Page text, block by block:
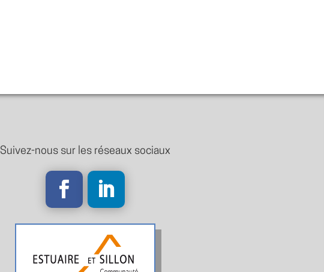
Suivez-nous sur les réseaux sociaux